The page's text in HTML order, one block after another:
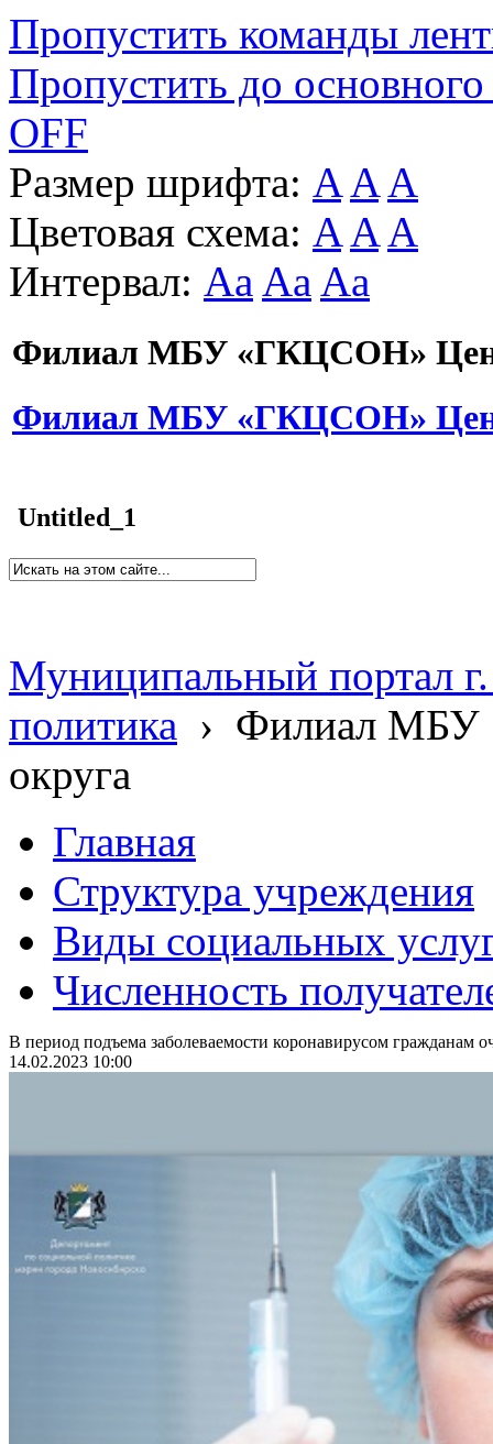
Пропустить команды
Пропустить до основного
OFF
Размер шрифта: A A A
Цветовая схема: A A A
Интервал: Aa Aa Aa
Филиал МБУ «ГКЦСОН»
Филиал МБУ «ГКЦСОН»
Untitled_1
Муниципальный портал
политика › Филиал МБУ
округа
Главная
Структура учреждения
Виды социальных
Численность
В период подъема заболеваемости коронавирусом гражданам
14.02.2023 10:00